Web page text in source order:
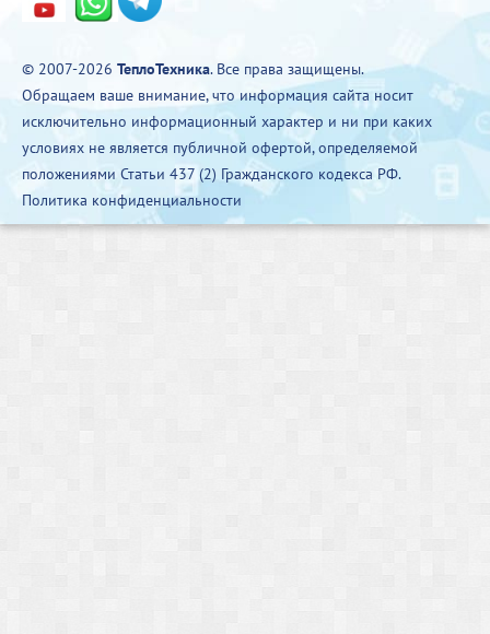
© 2007-2026 ТеплоТехника. Все права защищены.
Обращаем ваше внимание, что информация сайта носит
исключительно информационный характер и ни при каких
условиях не является публичной офертой, определяемой
положениями Статьи 437 (2) Гражданского кодекса РФ.
Политика конфиденциальности